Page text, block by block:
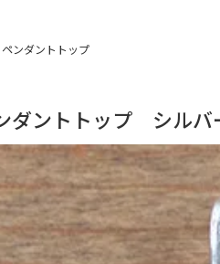
ペンダントトップ
ントトップ シルバ